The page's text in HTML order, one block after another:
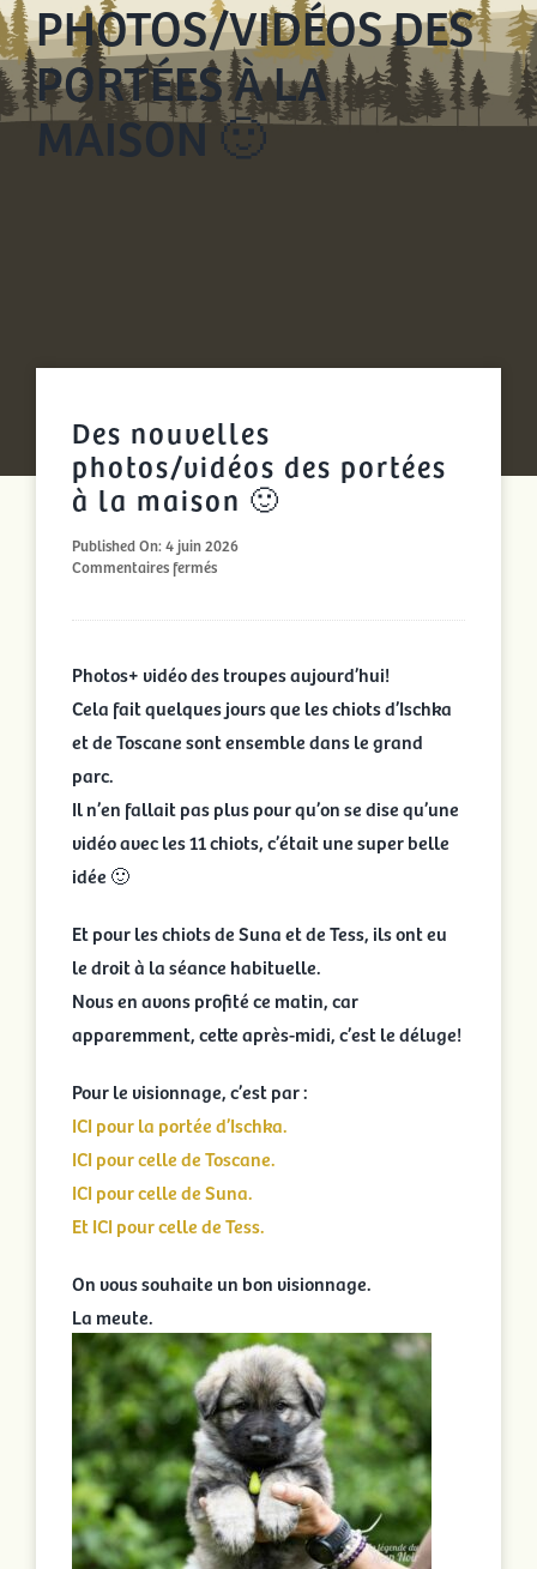
PHOTOS/VIDÉOS DES
PORTÉES À LA
MAISON 🙂
Des nouvelles
photos/vidéos des portées
à la maison 🙂
Published On: 4 juin 2026
Commentaires ferméssur
portées
la
maison
Photos+ vidéo des troupes aujourd’hui!
Cela fait quelques jours que les chiots d’Ischka
et de Toscane sont ensemble dans le grand
parc.
Il n’en fallait pas plus pour qu’on se dise qu’une
vidéo avec les 11 chiots, c’était une super belle
idée 🙂
Et pour les chiots de Suna et de Tess, ils ont eu
le droit à la séance habituelle.
Nous en avons profité ce matin, car
apparemment, cette après-midi, c’est le déluge!
Pour le visionnage, c’est par :
ICI pour la portée d’Ischka.
ICI pour celle de Toscane.
ICI pour celle de Suna.
Et ICI pour celle de Tess.
On vous souhaite un bon visionnage.
La meute.